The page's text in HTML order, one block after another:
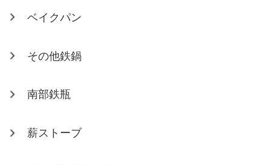
ベイクパン
その他鉄鍋
南部鉄瓶
薪ストーブ